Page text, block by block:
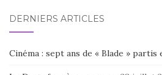
DERNIERS ARTICLES
Cinéma : sept ans de « Blade » partis